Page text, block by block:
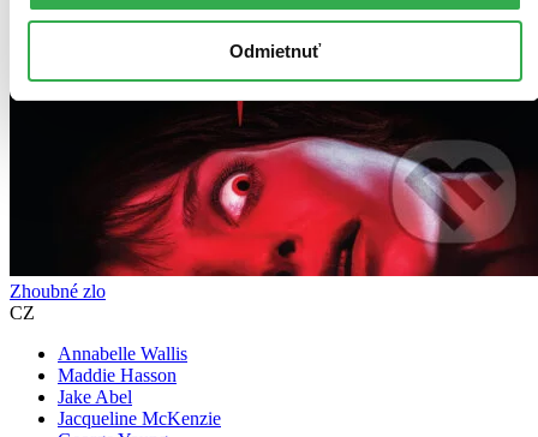
Odmietnuť
Zhoubné zlo
CZ
Annabelle Wallis
Maddie Hasson
Jake Abel
Jacqueline McKenzie